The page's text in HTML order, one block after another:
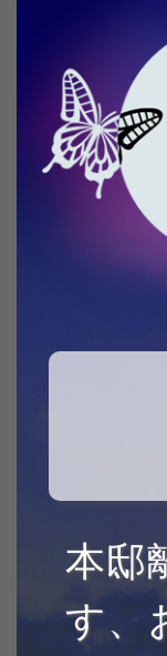
本邸
す、